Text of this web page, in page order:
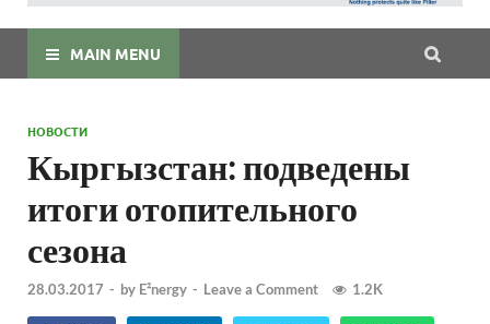
MAIN MENU
НОВОСТИ
Кыргызстан: подведены
итоги отопительного
сезона
28.03.2017 - by E²nergy - Leave a Comment 1.2K